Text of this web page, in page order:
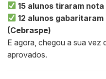
15 alunos tiraram nota
12 alunos
(Cebraspe)
E agora, chegou a sua vez
aprovados.